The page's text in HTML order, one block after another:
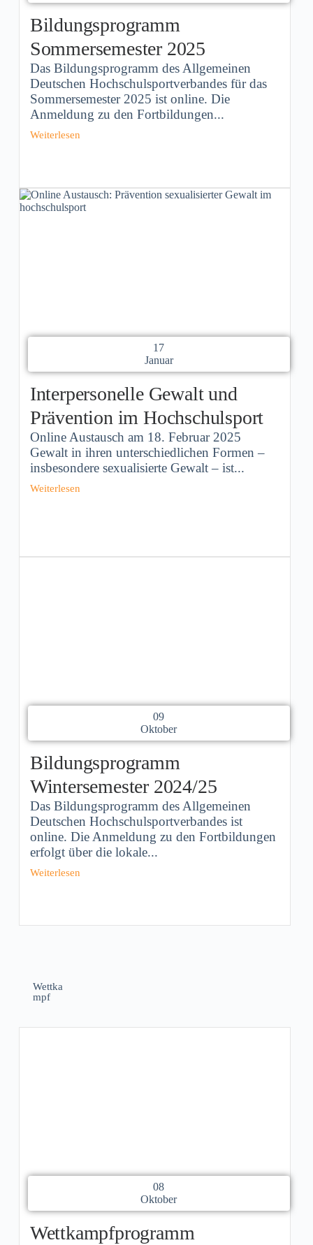
Bildungsprogramm
Sommersemester 2025
Das Bildungsprogramm des Allgemeinen
Deutschen Hochschulsportverbandes für das
Sommersemester 2025 ist online. Die
Anmeldung zu den Fortbildungen...
Weiterlesen
17
Januar
Interpersonelle Gewalt und
Prävention im Hochschulsport
Online Austausch am 18. Februar 2025
Gewalt in ihren unterschiedlichen Formen –
insbesondere sexualisierte Gewalt – ist...
Weiterlesen
09
Oktober
Bildungsprogramm
Wintersemester 2024/25
Das Bildungsprogramm des Allgemeinen
Deutschen Hochschulsportverbandes ist
online. Die Anmeldung zu den Fortbildungen
erfolgt über die lokale...
Weiterlesen
Wettka
mpf
08
Oktober
Wettkampfprogramm